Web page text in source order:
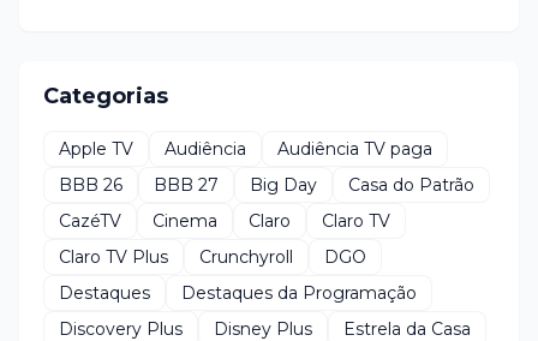
Categorias
Apple TV Audiência
Audiência TV paga
BBB 26
BBB 27 Big Day
Casa do Patrão
CazéTV
Cinema Claro
Claro TV
Claro TV Plus
Crunchyroll
DGO
Destaques
Destaques da Programação
Discovery Plus
Disney Plus
Estrela da Casa